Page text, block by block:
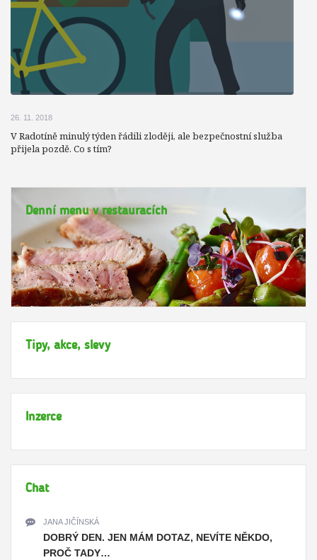
26. 11. 2018
V Radotíně minulý týden řádili zloději, ale bezpečnostní služba
přijela pozdě. Co s tím?
Denní menu v restauracích
Tipy, akce, slevy
Inzerce
Chat
JANA JIČÍNSKÁ
DOBRÝ DEN. JEN MÁM DOTAZ, NEVÍTE NĚKDO,
PROČ TADY…